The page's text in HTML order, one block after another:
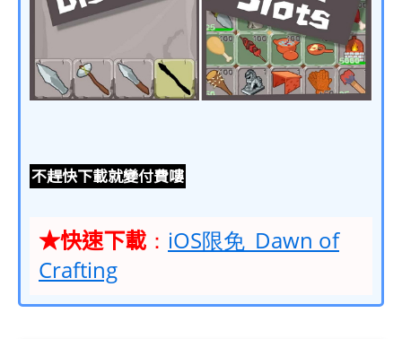
不趕快下載就變付費嘍
★快速下載 ： iOS限免_Dawn of
Crafting